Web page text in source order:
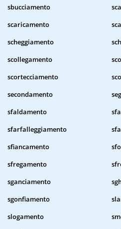
sbucciamento
scaricamento
scheggiamento
scollegamento
scortecciamento
secondamento
sfaldamento
sfarfalleggiamento
sfiancamento
sfregamento
sganciamento
sgonfiamento
slogamento